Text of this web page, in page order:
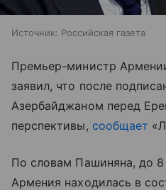
Источник: Российская газета
Премьер-министр
заявил, что после
Азербайджаном перед
перспективы, сообщает
По словам Пашиняна, до 8
Армения находилась в